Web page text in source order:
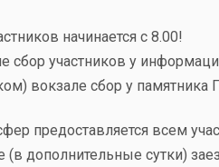
начинается с 8.00!
сбор участников у
вокзале сбор у памятника
предоставляется всем
дополнительные сутки)